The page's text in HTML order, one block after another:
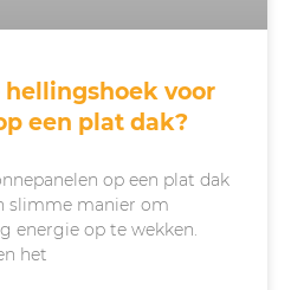
hellingshoek voor
een plat dak?
op een plat dak
slimme manier om
energie op te wekken.
het